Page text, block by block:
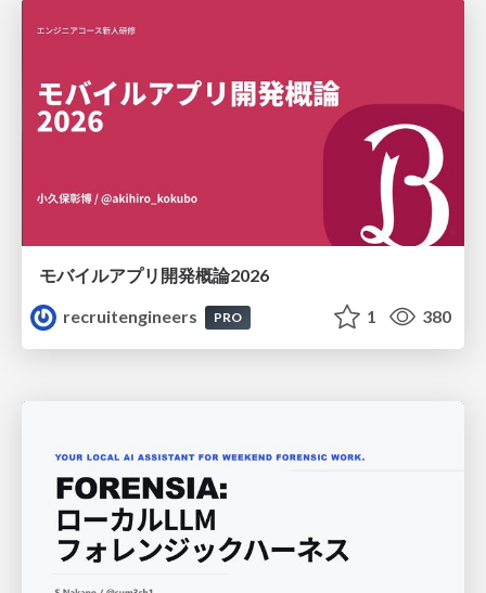
モバイルアプリ開発概論2026
recruitengineers
PRO 1 380